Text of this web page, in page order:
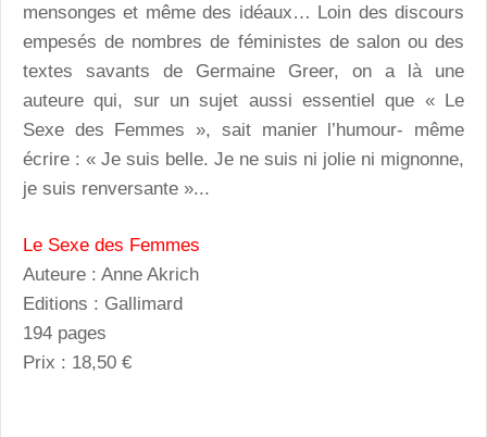
mensonges et même des idéaux… Loin des discours
empesés de nombres de féministes de salon ou des
textes savants de Germaine Greer, on a là une
auteure qui, sur un sujet aussi essentiel que « Le
Sexe des Femmes », sait manier l’humour- même
écrire : « Je suis belle. Je ne suis ni jolie ni mignonne,
je suis renversante »...
Le Sexe des Femmes
Auteure : Anne Akrich
Editions : Gallimard
194 pages
Prix : 18,50 €